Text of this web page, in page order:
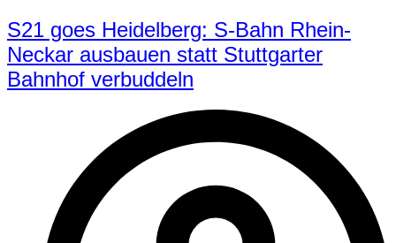
S21 goes Heidelberg: S-Bahn Rhein-
Neckar ausbauen statt Stuttgarter
Bahnhof verbuddeln